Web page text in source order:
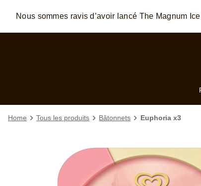
Skip to: MAIN CONTENT
Nous sommes ravis d’avoir lancé The Magnum
Home Tous les produits Bâtonnets Euphoria x3